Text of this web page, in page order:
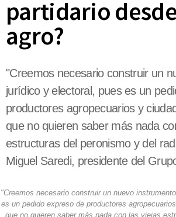
partidario
agro?
"Creemos necesario construir un
jurídico y electoral, pues es un
productores agropecuarios y
que no quieren saber más nada
estructuras del peronismo y del
Miguel Saredi, presidente del
"Creemos necesario construir un nuevo
es un pedido expreso de productores
que no quieren saber más nada con las viejas